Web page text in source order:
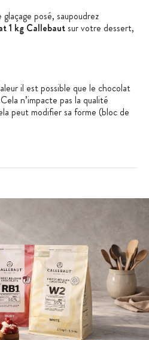
posé, saupoudrez
1 kg Callebautsur votre dessert,
il est possible que le chocolat
n’impacte pas la qualité
peut modifier sa forme (bloc de
1 kg Callebaut:
desserts
fins chocolat 1 kg :